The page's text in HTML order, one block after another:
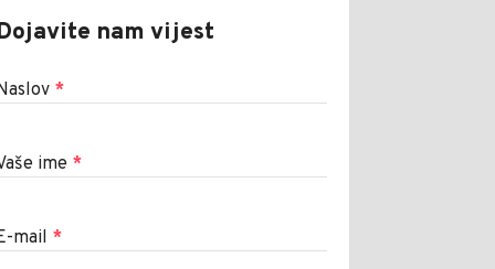
nam vijest
*
ime *
mail *